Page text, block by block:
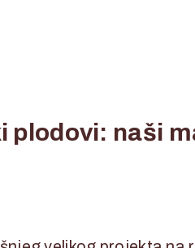
plodovi: naši